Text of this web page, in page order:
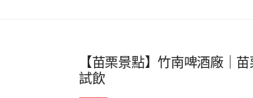
【苗栗景點】竹南啤酒廠｜
試飲